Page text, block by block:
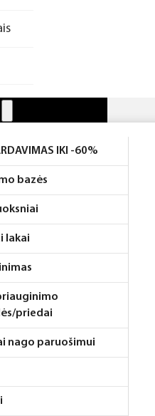
IKI -60%
bazės
lakai
priedai
nago paruošimui